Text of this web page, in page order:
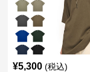
¥5,300 (税込)